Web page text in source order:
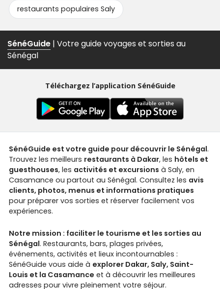
restaurants populaires Saly
SénéGuide | Votre guide voyages et sorties au
Sénégal
Téléchargez l’application SénéGuide
SénéGuide est votre guide pour découvrir le Sénégal.
Trouvez les meilleurs restaurants à Dakar, les hôtels et
guesthouses, les activités et excursions à Saly, en
Casamance ou partout au Sénégal. Consultez les avis
clients, photos, menus et informations pratiques
pour préparer vos sorties et réserver facilement vos
expériences.
Notre mission : faciliter le tourisme et les sorties au
Sénégal. Restaurants, bars, plages privées,
événements, activités et lieux incontournables :
SénéGuide vous aide à explorer Dakar, Saly, Saint-
Louis et la Casamance et à découvrir les meilleures
adresses pour vivre pleinement votre séjour.